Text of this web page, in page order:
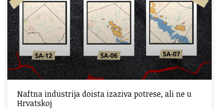
Naftna industrija doista izaziva potrese, ali ne u
Hrvatskoj